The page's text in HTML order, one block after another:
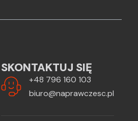
SKONTAKTUJ SIĘ
+48 796 160 103
biuro@naprawczesc.pl